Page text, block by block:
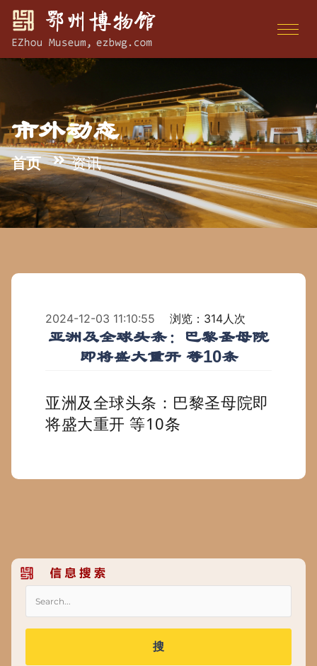
市外动态
首页 资讯
2024-12-03 11:10:55 浏览：314人次
亚洲及全球头条：巴黎圣母院
即将盛大重开 等10条
亚洲及全球头条：巴黎圣母院即
将盛大重开 等10条
搜